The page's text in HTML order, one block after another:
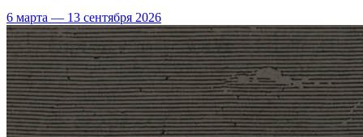
6 марта — 13 сентября 2026